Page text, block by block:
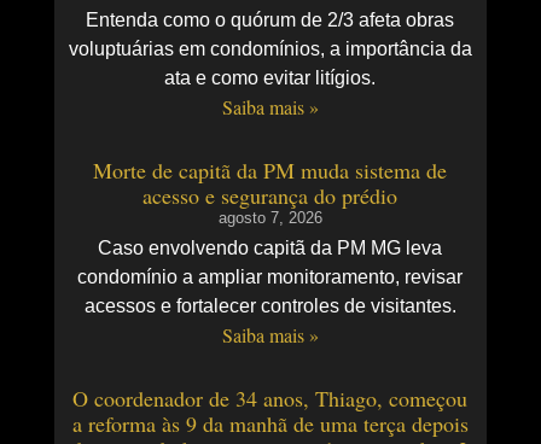
Entenda como o quórum de 2/3 afeta obras
voluptuárias em condomínios, a importância da
ata e como evitar litígios.
Saiba mais »
Morte de capitã da PM muda sistema de
acesso e segurança do prédio
agosto 7, 2026
Caso envolvendo capitã da PM MG leva
condomínio a ampliar monitoramento, revisar
acessos e fortalecer controles de visitantes.
Saiba mais »
O coordenador de 34 anos, Thiago, começou
a reforma às 9 da manhã de uma terça depois